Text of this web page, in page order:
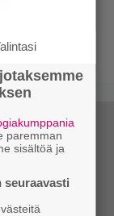
paremman
sisältöä ja
seuraavasti